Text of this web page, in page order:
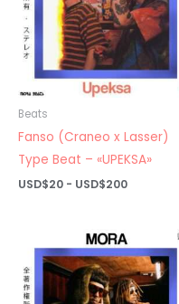
Beats
Fanso (Craneo x Lasser)
Type Beat – «UPEKSA»
USD$20 - USD$200Rango
USD$20
hasta
USD$200